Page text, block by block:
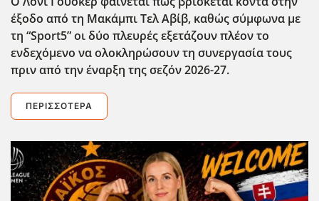
έξοδο από τη Μακάμπι Τελ Αβίβ, καθώς σύμφωνα με
τη “Sport5” οι δύο πλευρές εξετάζουν πλέον το
ενδεχόμενο να ολοκληρώσουν τη συνεργασία τους
πριν από την έναρξη της σεζόν 2026-27.
ΠΕΡΙΣΣΌΤΕΡΑ